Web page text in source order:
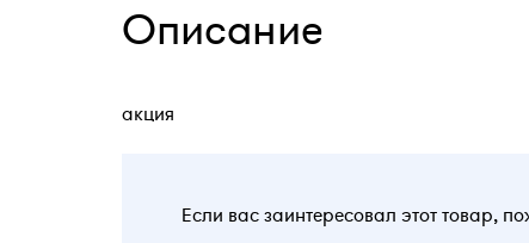
Описание
акция
Если вас заинтересовал этот товар,